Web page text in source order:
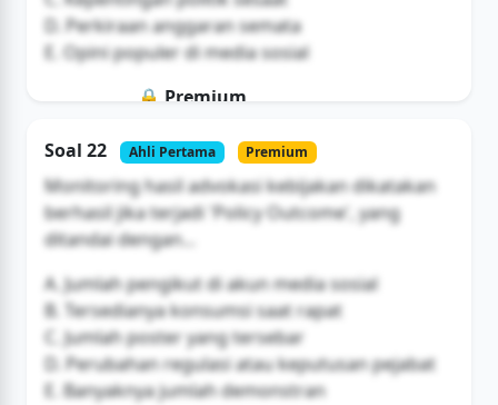
D. Perkiraan anggaran semata
E. Opini populer di media sosial
🔒 Premium
Buka Akses
Soal 22 Ahli Pertama Premium
Monitoring hasil advokasi kebijakan dikatakan
berhasil jika terjadi 'Policy Outcome', yang
ditandai dengan...
A. Jumlah pengikut di akun media sosial
B. Tersedianya konsumsi saat rapat
C. Jumlah poster yang tersebar
D. Perubahan regulasi atau keputusan pejabat
E. Banyaknya jumlah demonstran